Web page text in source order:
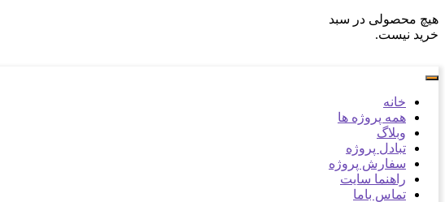
هیچ محصولی در سبد
خرید نیست.
خانه
همه پروژه ها
وبلاگ
تبادل پروژه
سفارش پروژه
راهنما سایت
تماس باما